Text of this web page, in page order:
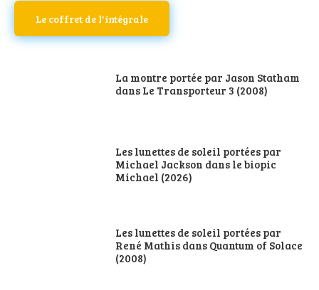
Le coffret de l'intégrale
La montre portée par Jason Statham
dans Le Transporteur 3 (2008)
Les lunettes de soleil portées par
Michael Jackson dans le biopic
Michael (2026)
Les lunettes de soleil portées par
René Mathis dans Quantum of Solace
(2008)